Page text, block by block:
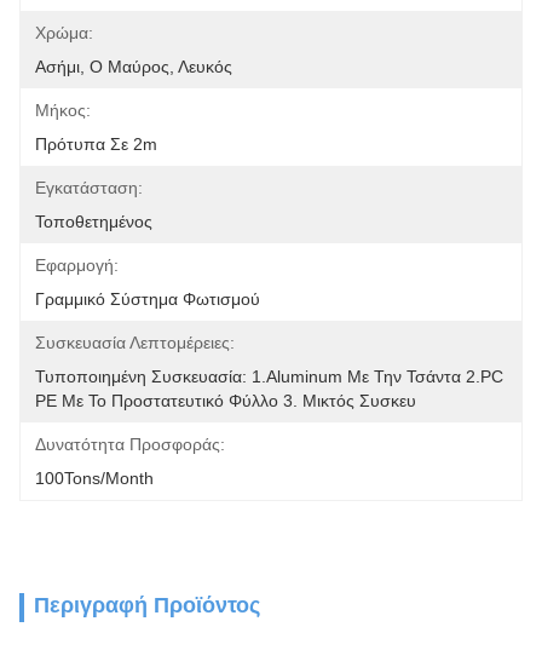
Χρώμα:
Ασήμι, Ο Μαύρος, Λευκός
Μήκος:
Πρότυπα Σε 2m
Εγκατάσταση:
Τοποθετημένος
Εφαρμογή:
Γραμμικό Σύστημα Φωτισμού
Συσκευασία Λεπτομέρειες:
Τυποποιημένη Συσκευασία: 1.Aluminum Με Την Τσάντα 2.PC
PE Με Το Προστατευτικό Φύλλο 3. Μικτός Συσκευ
Δυνατότητα Προσφοράς:
100Tons/Month
Περιγραφή Προϊόντος